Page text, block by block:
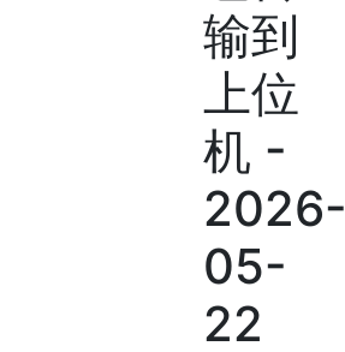
输到
上位
机 -
2026-
05-
22